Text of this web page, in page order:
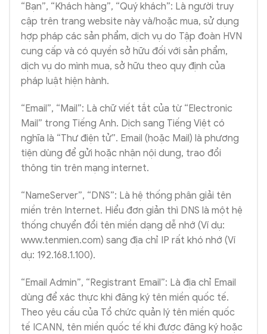
“Bạn”, “Khách hàng”, “Quý khách”: Là người truy
cập trên trang website này và/hoặc mua, sử dụng
hợp pháp các sản phẩm, dịch vụ do Tập đoàn HVN
cung cấp và có quyền sở hữu đối với sản phẩm,
dịch vụ do mình mua, sở hữu theo quy định của
pháp luật hiện hành.
“Email”, “Mail”: Là chữ viết tắt của từ “Electronic
Mail” trong Tiếng Anh. Dịch sang Tiếng Việt có
nghĩa là “Thư điện tử”. Email (hoặc Mail) là phương
tiện dùng để gửi hoặc nhận nội dung, trao đổi
thông tin trên mạng internet.
“NameServer”, “DNS”: Là hệ thống phân giải tên
miền trên Internet. Hiểu đơn giản thì DNS là một hệ
thống chuyển đổi tên miền dạng dễ nhớ (Ví dụ:
www.tenmien.com) sang địa chỉ IP rất khó nhớ (Ví
dụ: 192.168.1.100).
“Email Admin”, “Registrant Email”: Là địa chỉ Email
dùng để xác thực khi đăng ký tên miền quốc tế.
Theo yêu cầu của Tổ chức quản lý tên miền quốc
tế ICANN, tên miền quốc tế khi được đăng ký hoặc